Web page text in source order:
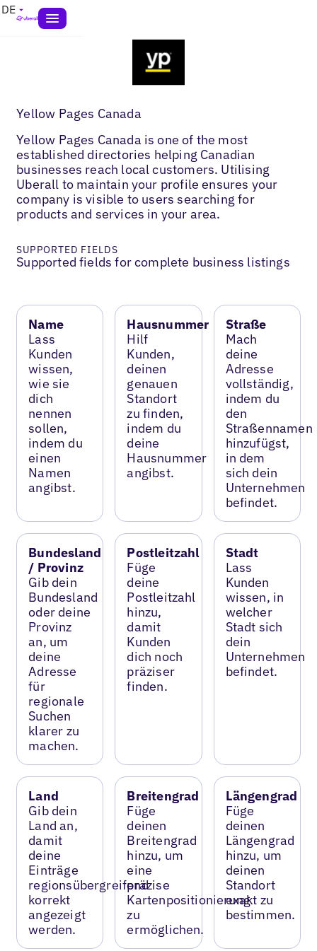
DE
Yellow Pages Canada
Yellow Pages Canada is one of the most
established directories helping Canadian
businesses reach local customers. Utilising
Uberall to maintain your profile ensures your
company is visible to users searching for
products and services in your area.
SUPPORTED FIELDS
Supported fields for complete business listings
Name
Lass
Kunden
wissen,
wie sie
dich
nennen
sollen,
indem du
einen
Namen
angibst.
Hausnummer
Hilf
Kunden,
deinen
genauen
Standort
zu finden,
indem du
deine
Hausnummer
angibst.
Straße
Mach
deine
Adresse
vollständig,
indem du
den
Straßennamen
hinzufügst,
in dem
sich dein
Unternehmen
befindet.
Bundesland
/ Provinz
Gib dein
Bundesland
oder deine
Provinz
an, um
deine
Adresse
für
regionale
Suchen
klarer zu
machen.
Postleitzahl
Füge
deine
Postleitzahl
hinzu,
damit
Kunden
dich noch
präziser
finden.
Stadt
Lass
Kunden
wissen, in
welcher
Stadt sich
dein
Unternehmen
befindet.
Land
Gib dein
Land an,
damit
deine
Einträge
regionsübergreifend
korrekt
angezeigt
werden.
Breitengrad
Füge
deinen
Breitengrad
hinzu, um
eine
präzise
Kartenpositionierung
zu
ermöglichen.
Längengrad
Füge
deinen
Längengrad
hinzu, um
deinen
Standort
exakt zu
bestimmen.